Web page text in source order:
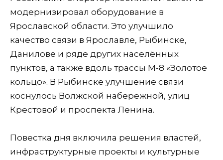
модернизировал оборудование в
Ярославской области. Это улучшило
качество связи в Ярославле, Рыбинске,
Данилове и ряде других населённых
пунктов, а также вдоль трассы М-8 «Золотое
кольцо». В Рыбинске улучшение связи
коснулось Волжской набережной, улиц
Крестовой и проспекта Ленина.
Повестка дня включила решения властей,
инфраструктурные проекты и культурные